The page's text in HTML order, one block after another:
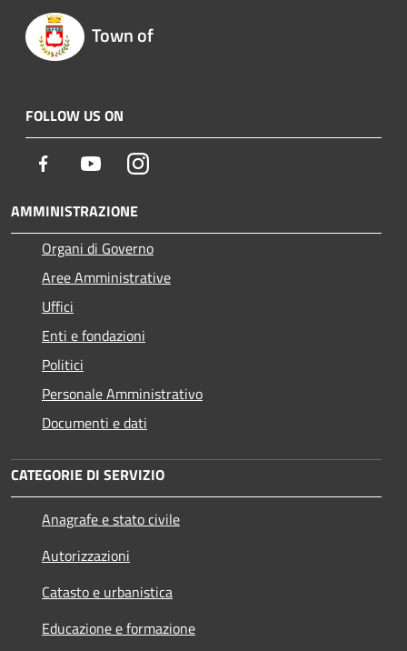
Town of
FOLLOW US ON
Facebook YoutubeInstagram
AMMINISTRAZIONE
Organi di Governo
Aree Amministrative
Uffici
Enti e fondazioni
Politici
Personale Amministrativo
Documenti e dati
CATEGORIE DI SERVIZIO
Anagrafe e stato civile
Autorizzazioni
Catasto e urbanistica
Educazione e formazione